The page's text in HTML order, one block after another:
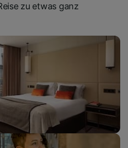
zu etwas ganz